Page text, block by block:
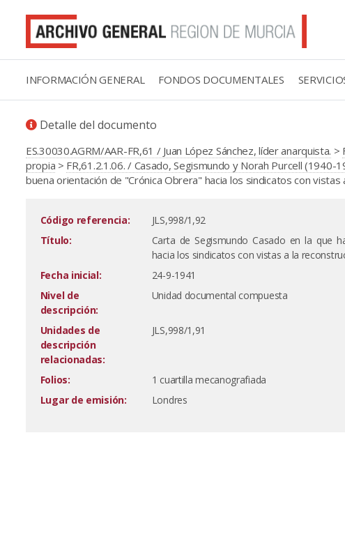
INFORMACIÓN GENERAL FONDOS DOCUMENTALES
Detalle del documento
ES.30030.AGRM/AAR-FR,61 / Juan López Sánchez, líder anarquista. >
propia > FR,61.2.1.06. / Casado, Segismundo y Norah Purcell (1940-
buena orientación de "Crónica Obrera" hacia los sindicatos con vistas
Código referencia:
JLS,998/1,92
Título:
Carta de Segismundo Casado en la que
hacia los sindicatos con vistas a la
Fecha inicial:
24-9-1941
Nivel de
descripción:
Unidad documental compuesta
Unidades de
descripción
relacionadas:
JLS,998/1,91
Folios:
1 cuartilla mecanografiada
Lugar de emisión:
Londres